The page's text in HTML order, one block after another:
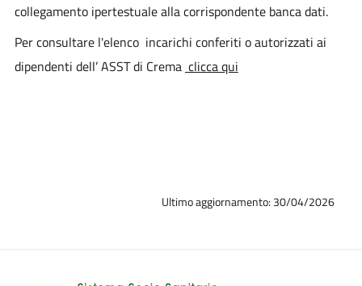
collegamento ipertestuale alla corrispondente banca dati.
Per consultare l'elenco incarichi conferiti o autorizzati ai
dipendenti dell’ ASST di Crema clicca qui
Ultimo aggiornamento: 30/04/2026